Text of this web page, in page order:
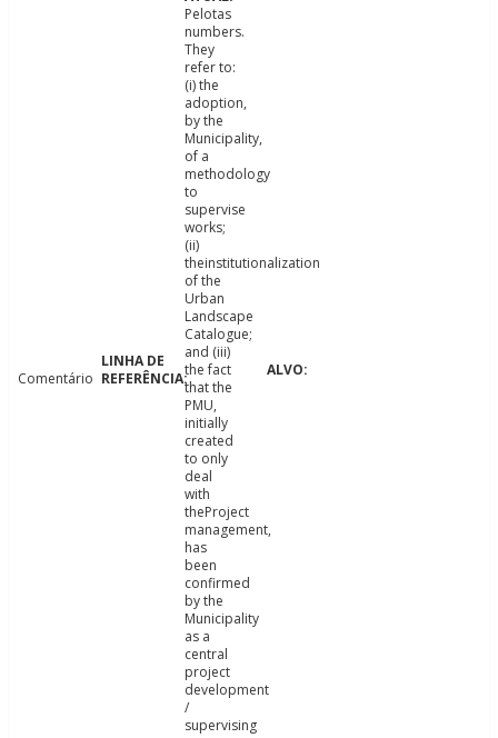
Comentário
Pelotas
numbers.
They
refer to:
(i) the
adoption,
by the
Municipality,
of a
methodology
to
supervise
works;
(ii)
theinstitutionalization
of the
Urban
Landscape
Catalogue;
and (iii)
the fact
that the
PMU,
initially
created
to only
deal
with
theProject
management,
has
been
confirmed
by the
Municipality
as a
central
project
development
/
supervising